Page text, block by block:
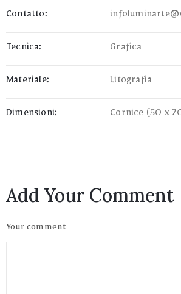
Contatto:
Tecnica: Grafica
Materiale: Litografia
Dimensioni: Cornice (50 x
Add Your Comment
Your comment